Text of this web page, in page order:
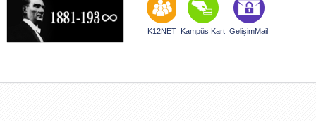
K12NET Kampüs Kart GelişimMail